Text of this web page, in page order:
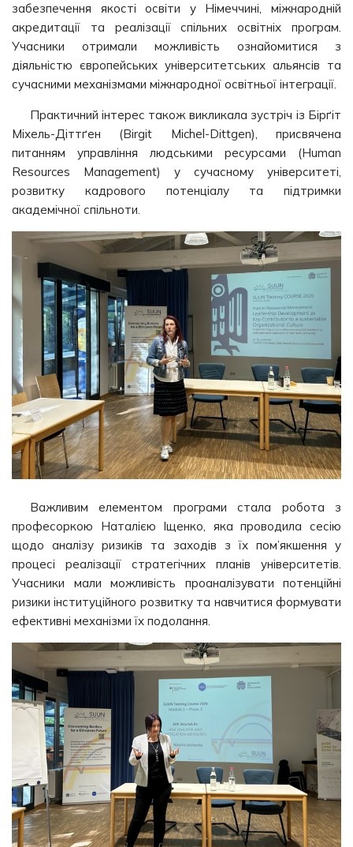
забезпечення якості освіти у Німеччині, міжнародній
акредитації та реалізації спільних освітніх програм.
Учасники отримали можливість ознайомитися з
діяльністю європейських університетських альянсів та
сучасними механізмами міжнародної освітньої інтеграції.
Практичний інтерес також викликала зустріч із Бірґіт
Міхель-Діттґен (Birgit Michel-Dittgen), присвячена
питанням управління людськими ресурсами (Human
Resources Management) у сучасному університеті,
розвитку кадрового потенціалу та підтримки
академічної спільноти.
Важливим елементом програми стала робота з
професоркою Наталією Іщенко, яка проводила сесію
щодо аналізу ризиків та заходів з їх пом’якшення у
процесі реалізації стратегічних планів університетів.
Учасники мали можливість проаналізувати потенційні
ризики інституційного розвитку та навчитися формувати
ефективні механізми їх подолання.